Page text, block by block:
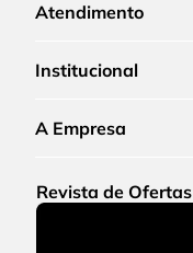
Atendimento
Institucional
A Empresa
Revista de Ofertas